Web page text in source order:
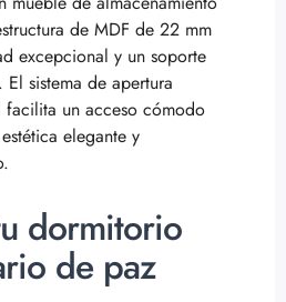
de MDF de 22 mm
excepcional y un soporte
sistema de apertura
facilita un acceso cómodo
elegante y
dormitorio
de paz